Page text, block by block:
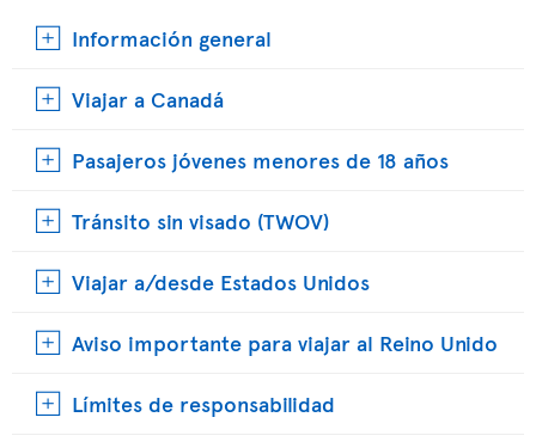
Información general
Viajar a Canadá
Pasajeros jóvenes menores de 18 años
Tránsito sin visado (TWOV)
Viajar a/desde Estados Unidos
Aviso importante para viajar al Reino Unido
Límites de responsabilidad